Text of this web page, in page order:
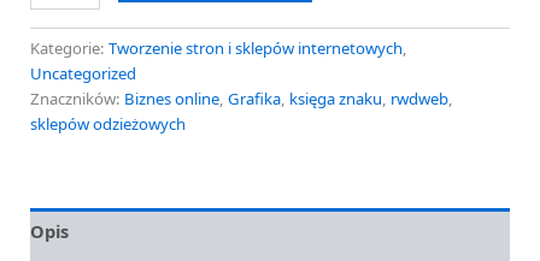
Kategorie: Tworzenie stron i sklepów internetowych,
Uncategorized
Znaczników: Biznes online, Grafika, księga znaku, rwdweb,
sklepów odzieżowych
Opis